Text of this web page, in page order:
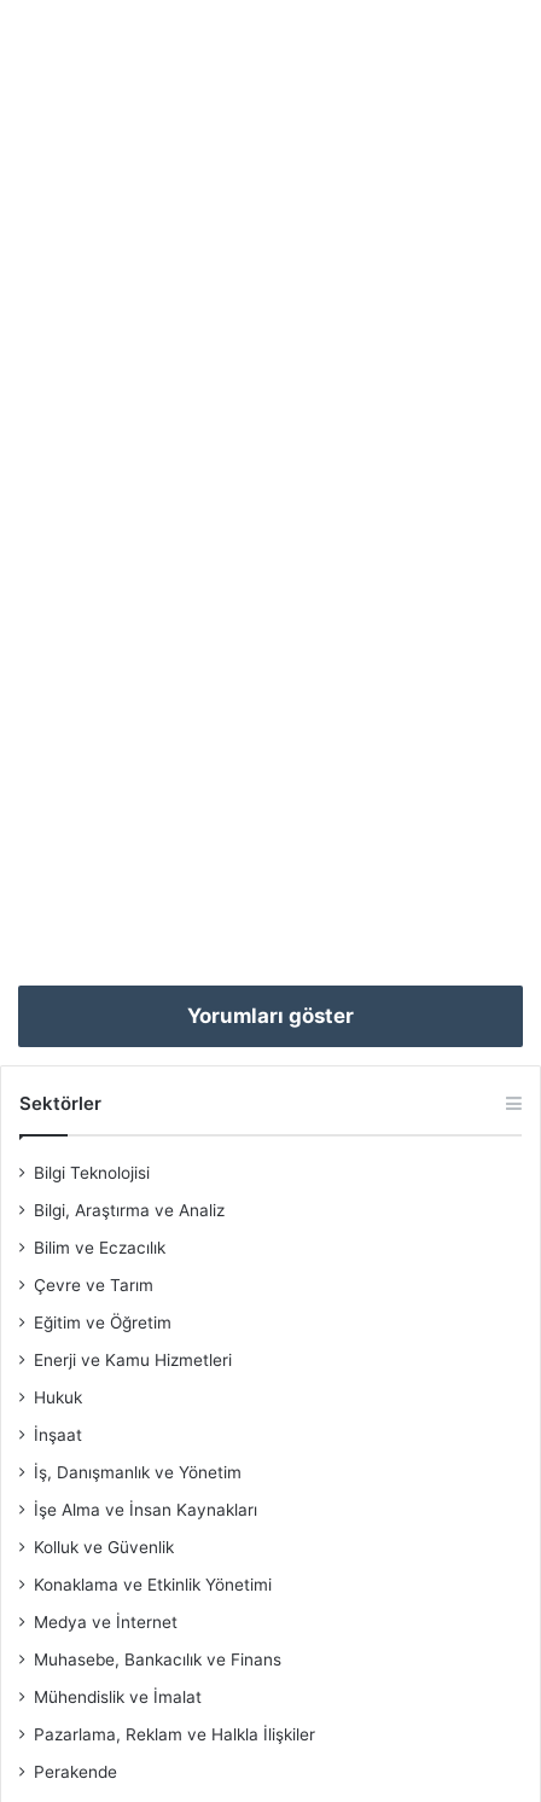
Yorumları göster
Sektörler
Bilgi Teknolojisi
Bilgi, Araştırma ve Analiz
Bilim ve Eczacılık
Çevre ve Tarım
Eğitim ve Öğretim
Enerji ve Kamu Hizmetleri
Hukuk
İnşaat
İş, Danışmanlık ve Yönetim
İşe Alma ve İnsan Kaynakları
Kolluk ve Güvenlik
Konaklama ve Etkinlik Yönetimi
Medya ve İnternet
Muhasebe, Bankacılık ve Finans
Mühendislik ve İmalat
Pazarlama, Reklam ve Halkla İlişkiler
Perakende